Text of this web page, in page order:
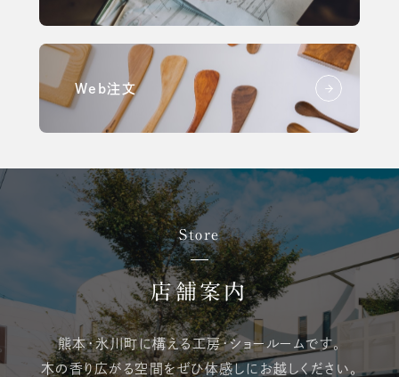
Web注文
Store
店舗案内
熊本・氷川町に構える工房・ショールームです。
木の香り広がる空間をぜひ体感しにお越しください。